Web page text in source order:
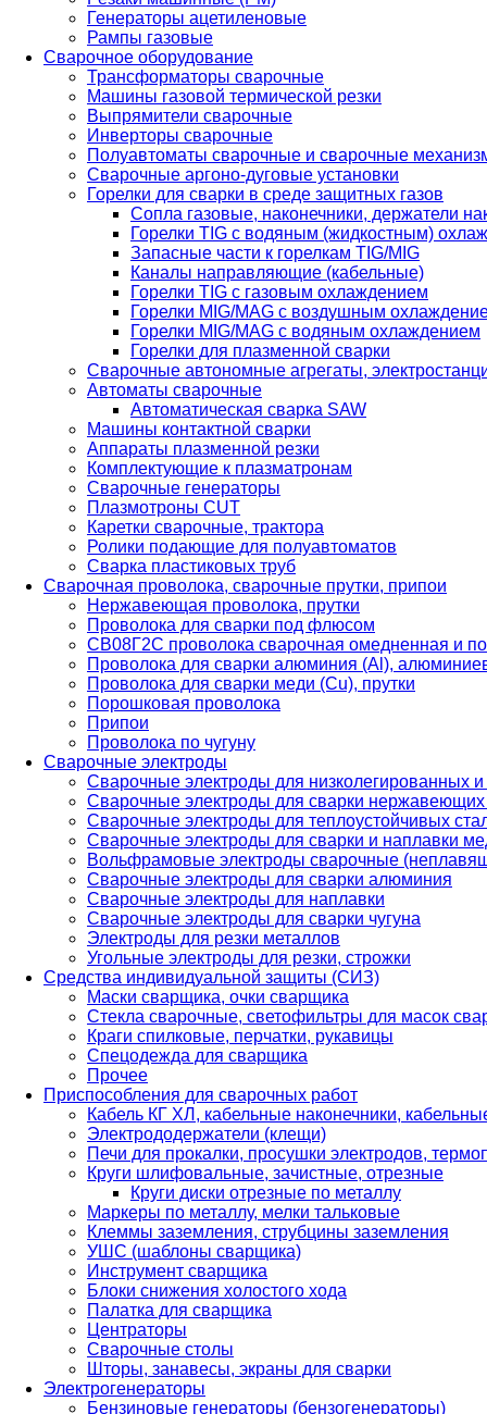
Генераторы ацетиленовые
Рампы газовые
Сварочное оборудование
Трансформаторы сварочные
Машины газовой термической резки
Выпрямители сварочные
Инверторы сварочные
Полуавтоматы сварочные и сварочные
Сварочные аргоно-дуговые установки
Горелки для сварки в среде защитных газов
Сопла газовые, наконечники, держатели
Горелки TIG с водяным (жидкостным)
Запасные части к горелкам TIG/MIG
Каналы направляющие (кабельные)
Горелки TIG с газовым охлаждением
Горелки MIG/MAG с воздушным
Горелки MIG/MAG с водяным охлаждением
Горелки для плазменной сварки
Сварочные автономные агрегаты,
Автоматы сварочные
Автоматическая сварка SAW
Машины контактной сварки
Аппараты плазменной резки
Комплектующие к плазматронам
Сварочные генераторы
Плазмотроны CUT
Каретки сварочные, трактора
Ролики подающие для полуавтоматов
Сварка пластиковых труб
Сварочная проволока, сварочные прутки, припои
Нержавеющая проволока, прутки
Проволока для сварки под флюсом
СВ08Г2С проволока сварочная омедненная и
Проволока для сварки алюминия (Al),
Проволока для сварки меди (Cu), прутки
Порошковая проволока
Припои
Проволока по чугуну
Сварочные электроды
Сварочные электроды для низколегированных и
Сварочные электроды для сварки
Сварочные электроды для теплоустойчивых
Сварочные электроды для сварки и наплавки
Вольфрамовые электроды сварочные
Сварочные электроды для сварки алюминия
Сварочные электроды для наплавки
Сварочные электроды для сварки чугуна
Электроды для резки металлов
Угольные электроды для резки, строжки
Средства индивидуальной защиты (СИЗ)
Маски сварщика, очки сварщика
Стекла сварочные, светофильтры для масок
Краги спилковые, перчатки, рукавицы
Спецодежда для сварщика
Прочее
Приспособления для сварочных работ
Кабель КГ ХЛ, кабельные наконечники,
Электрододержатели (клещи)
Печи для прокалки, просушки электродов,
Круги шлифовальные, зачистные, отрезные
Круги диски отрезные по металлу
Маркеры по металлу, мелки тальковые
Клеммы заземления, струбцины заземления
УШС (шаблоны сварщика)
Инструмент сварщика
Блоки снижения холостого хода
Палатка для сварщика
Центраторы
Сварочные столы
Шторы, занавесы, экраны для сварки
Электрогенераторы
Бензиновые генераторы (бензогенераторы)